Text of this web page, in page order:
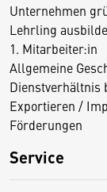
Unternehmen
Lehrling
1. Mitarbeiter:in
Allgemeine
Dienstverhältnis
Exportieren /
Förderungen
Service